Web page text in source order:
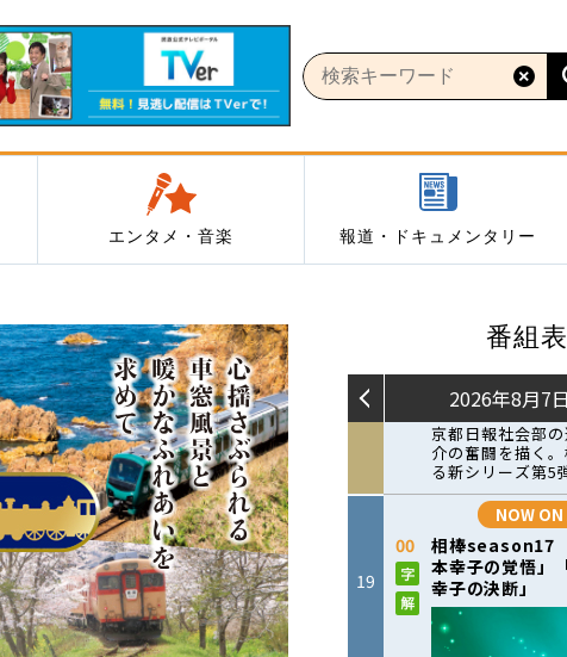
エンタメ・音楽 報道・ドキュメンタリー
番組表